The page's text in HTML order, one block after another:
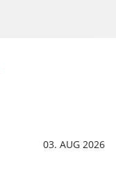
03. AUG 2026